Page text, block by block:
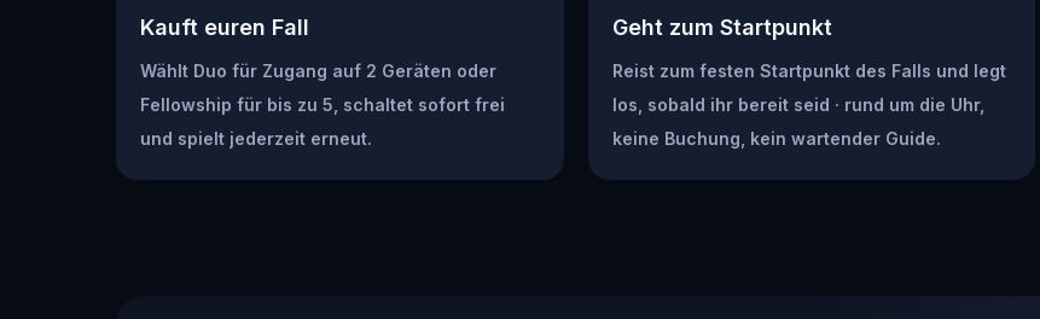
Kauft euren Fall
Wählt Duo für Zugang auf 2 Geräten oder
Fellowship für bis zu 5, schaltet sofort frei
und spielt jederzeit erneut.
Geht zum Startpunkt
Reist zum festen Startpunkt des Falls und legt
los, sobald ihr bereit seid · rund um die Uhr,
keine Buchung, kein wartender Guide.